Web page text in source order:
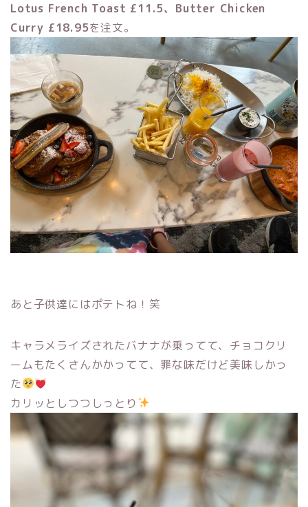
Lotus French Toast £11.5、Butter Chicken
Curry £18.95を注文。
あと子供達にはポテトね！笑
キャラメライズされたバナナが乗ってて、チョコクリ
ームもたくさんかかってて、罪な味だけど美味しかっ
た
カリッとしつつしっとり